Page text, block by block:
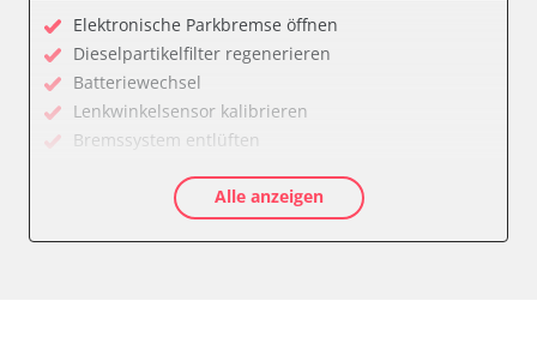
Global Positioning System (GPS)
Heckklappe
Klimaanlage
Kombiinstrument
Lenkradwinkel-Sensor
Lenksäuleneinheit
Lichtsteuerung
Medienplayer
Elektronische Parkbremse öffnen
Dieselpartikelfilter regenerieren
Batteriewechsel
Lenkwinkelsensor kalibrieren
Bremssystem entlüften
AGR Ventil anlernen
Luftmassenmesser anlernen
Alle anzeigen